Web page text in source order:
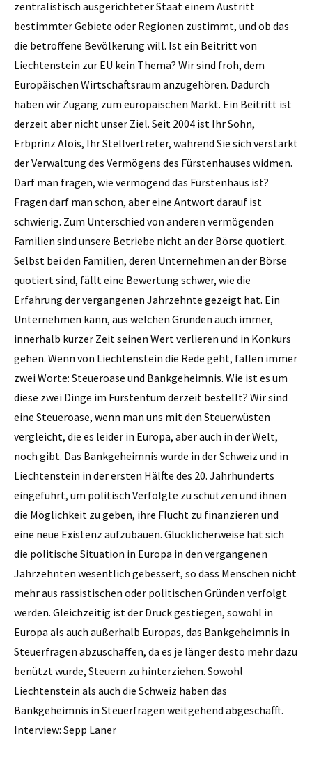
zentralistisch ausgerichteter Staat einem Austritt
bestimmter Gebiete oder Regionen zustimmt, und ob das
die betroffene Bevölkerung will. Ist ein Beitritt von
Liechtenstein zur EU kein Thema? Wir sind froh, dem
Europäischen Wirtschaftsraum anzugehören. Dadurch
haben wir Zugang zum europäischen Markt. Ein Beitritt ist
derzeit aber nicht unser Ziel. Seit 2004 ist Ihr Sohn,
Erbprinz Alois, Ihr Stellvertreter, während Sie sich verstärkt
der Verwaltung des Vermögens des Fürstenhauses widmen.
Darf man fragen, wie vermögend das Fürstenhaus ist?
Fragen darf man schon, aber eine Antwort darauf ist
schwierig. Zum Unterschied von anderen vermögenden
Familien sind unsere Betriebe nicht an der Börse quotiert.
Selbst bei den Familien, deren Unternehmen an der Börse
quotiert sind, fällt eine Bewertung schwer, wie die
Erfahrung der vergangenen Jahrzehnte gezeigt hat. Ein
Unternehmen kann, aus welchen Gründen auch immer,
innerhalb kurzer Zeit seinen Wert verlieren und in Konkurs
gehen. Wenn von Liechtenstein die Rede geht, fallen immer
zwei Worte: Steuer­oase und Bankgeheimnis. Wie ist es um
diese zwei Dinge im Fürstentum derzeit bestellt? Wir sind
eine Steueroase, wenn man uns mit den Steuerwüsten
vergleicht, die es leider in Europa, aber auch in der Welt,
noch gibt. Das Bankgeheimnis wurde in der Schweiz und in
Liechtenstein in der ersten Hälfte des 20. Jahrhunderts
eingeführt, um politisch Verfolgte zu schützen und ihnen
die Möglichkeit zu geben, ihre Flucht zu finanzieren und
eine neue Existenz aufzubauen. Glücklicherweise hat sich
die politische Situation in Europa in den vergangenen
Jahrzehnten wesentlich gebessert, so dass Menschen nicht
mehr aus rassistischen oder politischen Gründen verfolgt
werden. Gleichzeitig ist der Druck gestiegen, sowohl in
Europa als auch außerhalb Europas, das Bankgeheimnis in
Steuerfragen abzuschaffen, da es je länger desto mehr dazu
benützt wurde, Steuern zu hinterziehen. Sowohl
Liechtenstein als auch die Schweiz haben das
Bankgeheimnis in Steuerfragen weitgehend abgeschafft.
Interview: Sepp Laner